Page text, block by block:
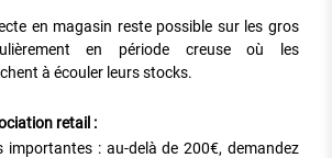
en magasin reste possible sur les gros
en période creuse où les
à écouler leurs stocks.
retail :
importantes : au-delà de 200€, demandez